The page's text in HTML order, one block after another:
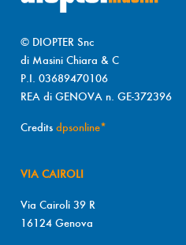
© DIOPTER Snc
di Masini Chiara & C
P.I. 03689470106
REA di GENOVA n. GE-372396
Credits dpsonline*
VIA CAIROLI
Via Cairoli 39 R
16124 Genova